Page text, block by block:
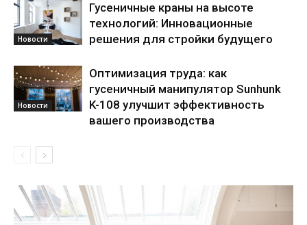
Новости
Гусеничные краны на высоте
технологий: Инновационные
решения для стройки будущего
Новости
Оптимизация труда: как
гусеничный манипулятор Sunhunk
K-108 улучшит эффективность
вашего производства